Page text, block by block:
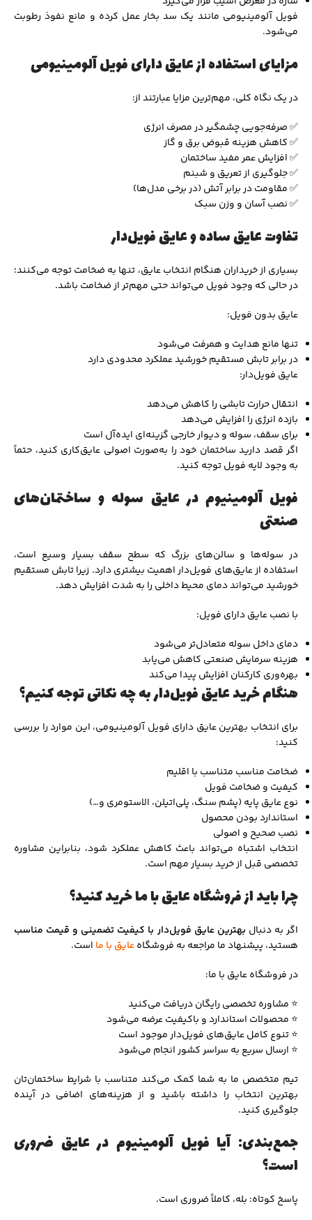
فویل آلومینیومی مانند یک سد بخار عمل کرده و مانع نفوذ رطوبت
می‌شود.
مزایای استفاده از عایق دارای فویل آلومینیومی
در یک نگاه کلی، مهم‌ترین مزایا عبارتند از:
✅ صرفه‌جویی چشمگیر در مصرف انرژی
✅ کاهش هزینه قبوض برق و گاز
✅ افزایش عمر مفید ساختمان
✅ جلوگیری از تعریق و شبنم
✅ مقاومت در برابر آتش (در برخی مدل‌ها)
✅ نصب آسان و وزن سبک
تفاوت عایق ساده و عایق فویل‌دار
بسیاری از خریداران هنگام انتخاب عایق، تنها به ضخامت توجه می‌کنند؛
در حالی که وجود فویل می‌تواند حتی مهم‌تر از ضخامت باشد.
عایق بدون فویل:
تنها مانع هدایت و همرفت می‌شود
در برابر تابش مستقیم خورشید عملکرد محدودی دارد
عایق فویل‌دار:
انتقال حرارت تابشی را کاهش می‌دهد
بازده انرژی را افزایش می‌دهد
برای سقف، سوله و دیوار خارجی گزینه‌ای ایده‌آل است
اگر قصد دارید ساختمان خود را به‌صورت اصولی عایق‌کاری کنید، حتماً
به وجود لایه فویل توجه کنید.
فویل آلومینیوم در عایق سوله و ساختمان‌های
صنعتی
در سوله‌ها و سالن‌های بزرگ که سطح سقف بسیار وسیع است،
استفاده از عایق‌های فویل‌دار اهمیت بیشتری دارد. زیرا تابش مستقیم
خورشید می‌تواند دمای محیط داخلی را به شدت افزایش دهد.
با نصب عایق دارای فویل:
دمای داخل سوله متعادل‌تر می‌شود
هزینه سرمایش صنعتی کاهش می‌یابد
بهره‌وری کارکنان افزایش پیدا می‌کند
هنگام خرید عایق فویل‌دار به چه نکاتی توجه کنیم؟
برای انتخاب بهترین عایق دارای فویل آلومینیومی، این موارد را بررسی
کنید:
ضخامت مناسب متناسب با اقلیم
کیفیت و ضخامت فویل
نوع عایق پایه (پشم سنگ، پلی‌اتیلن، الاستومری و…)
استاندارد بودن محصول
نصب صحیح و اصولی
انتخاب اشتباه می‌تواند باعث کاهش عملکرد شود، بنابراین مشاوره
تخصصی قبل از خرید بسیار مهم است.
چرا باید از فروشگاه عایق با ما خرید کنید؟
اگر به دنبال بهترین عایق فویل‌دار با کیفیت تضمینی و قیمت مناسب
هستید، پیشنهاد ما مراجعه به فروشگاهعایق با ما است.
در فروشگاه عایق با ما:
⭐ مشاوره تخصصی رایگان دریافت می‌کنید
⭐ محصولات استاندارد و باکیفیت عرضه می‌شود
⭐ تنوع کامل عایق‌های فویل‌دار موجود است
⭐ ارسال سریع به سراسر کشور انجام می‌شود
تیم متخصص ما به شما کمک می‌کند متناسب با شرایط ساختمان‌تان
بهترین انتخاب را داشته باشید و از هزینه‌های اضافی در آینده
جلوگیری کنید.
جمع‌بندی: آیا فویل آلومینیوم در عایق ضروری
است؟
پاسخ کوتاه: بله، کاملاً ضروری است.